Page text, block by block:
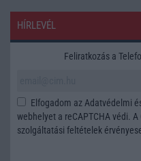
HÍRLEVÉL
Feliratkozás a
Elfogadom az Adatvédelmi
webhelyet a reCAPTCHA védi. A
szolgáltatási feltételek